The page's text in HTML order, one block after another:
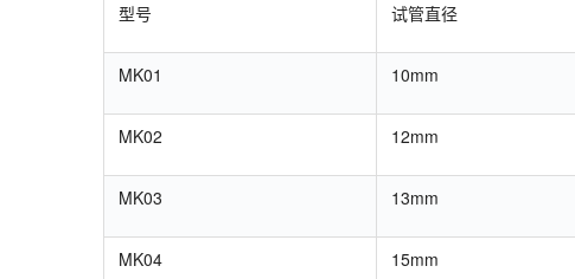
型号 试管直径
MK01 10mm
MK02 12mm
MK03 13mm
MK04 15mm